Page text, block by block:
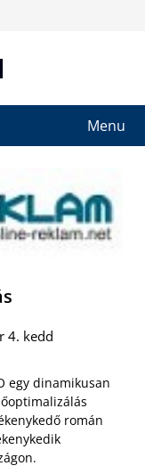
Menu
4. kedd
egy dinamikusan
román